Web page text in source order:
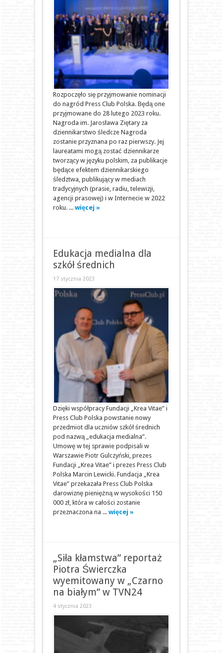
Rozpoczęło się przyjmowanie nominacji
do nagród Press Club Polska. Będą one
przyjmowane do 28 lutego 2023 roku.
Nagroda im. Jarosława Ziętary za
dziennikarstwo śledcze Nagroda
zostanie przyznana po raz pierwszy. Jej
laureatami mogą zostać dziennikarze
tworzący w języku polskim, za publikacje
będące efektem dziennikarskiego
śledztwa, publikujący w mediach
tradycyjnych (prasie, radiu, telewizji,
agencji prasowej) i w Internecie w 2022
roku. ... więcej »
Edukacja medialna dla
szkół średnich
17 stycznia 2023
Dzięki współpracy Fundacji „Krea Vitae” i
Press Club Polska powstanie nowy
przedmiot dla uczniów szkół średnich
pod nazwą „edukacja medialna”.
Umowę w tej sprawie podpisali w
Warszawie Piotr Gulczyński, prezes
Fundacji „Krea Vitae” i prezes Press Club
Polska Marcin Lewicki. Fundacja „Krea
Vitae” przekazała Press Club Polska
darowiznę pieniężną w wysokości 150
000 zł, która w całości zostanie
przeznaczona na ... więcej »
„Siła kłamstwa” reportaż
Piotra Świerczka
wyemitowany w „Czarno
na białym” w TVN24
4 stycznia 2023